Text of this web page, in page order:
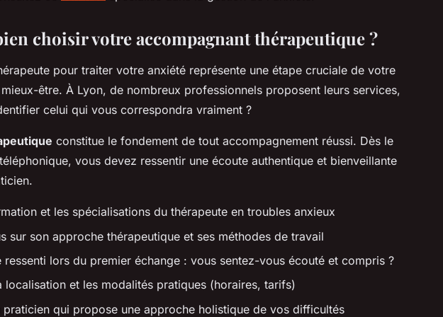
choisir votre accompagnant thérapeutique ?
pour traiter votre anxiété représente une étape cruciale de votre
être. À Lyon, de nombreux professionnels proposent leurs services,
celui qui vous correspondra vraiment ?
constitue le fondement de tout accompagnement réussi. Dès le
vous devez ressentir une écoute authentique et bienveillante
et les spécialisations du thérapeute en troubles anxieux
sur son approche thérapeutique et ses méthodes de travail
ressenti lors du premier échange : vous sentez-vous écouté et compris ?
localisation et les modalités pratiques (horaires, tarifs)
praticien qui propose une approche holistique de vos difficultés